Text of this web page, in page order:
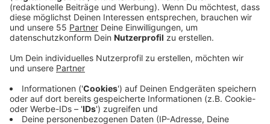
Anzeige
Bei den Kontrollen wurde unter anderem überprüft ob,
Autos zu schwer beladen sind, um Unfälle zu
verhindern. Außerdem wurde vermehrt auf Handys am
Steuer geachtet. Insgesamt hat die Kreispolizei bei